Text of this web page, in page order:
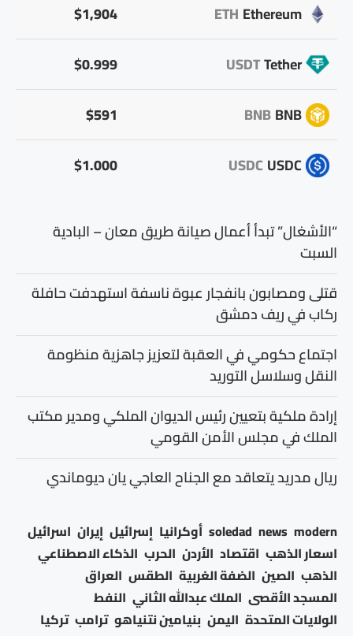
Ethereum
ETH
$1,904
Tether
USDT
$0.999
BNB
BNB
$591
USDC
USDC
$1.000
“الأشغال” تبدأ أعمال صيانة طريق معان – البادية
السبت
قتلى ومصابون بانفجار عبوة ناسفة استهدفت حافلة
ركاب في ريف دمشق
اجتماع حكومي في العقبة لتعزيز جاهزية منظومة
النقل وسلاسل التوريد
إرادة ملكية بتعيين رئيس الديوان الملكي ومدير مكتب
الملك في مجلس الأمن القومي
ريال مدريد يتعاقد مع الجناح العاجي يان ديوماندي
modern
news
soledad أوكرانيا إسرائيل إيران اسرائيل
اسعار الذهب اقتصاد الأردن الحرب الذكاء الاصطناعي
الذهب الصين الضفة الغربية الطقس العراق
المسجد الأقصى الملك عبدالله الثاني النفط
الولايات المتحدة اليمن بنيامين نتنياهو ترامب تركيا